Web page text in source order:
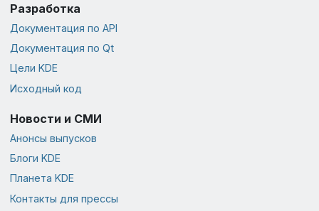
Разработка
Документация по API
Документация по Qt
Цели KDE
Исходный код
Новости и СМИ
Анонсы выпусков
Блоги KDE
Планета KDE
Контакты для прессы